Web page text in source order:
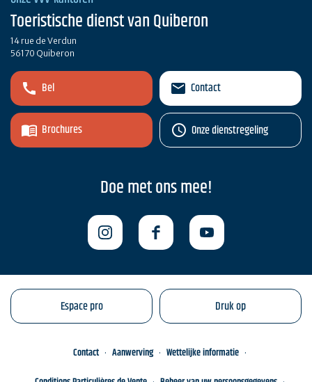
Toeristische dienst van Quiberon
14 rue de Verdun
56170 Quiberon
Bel
Brochures
Contact
Onze dienstregeling
Doe met ons mee!
Espace pro Druk op
Contact Aanwerving
Wettelijke informatie